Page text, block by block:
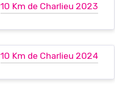
10 Km de Charlieu 2023
10 Km de Charlieu 2024